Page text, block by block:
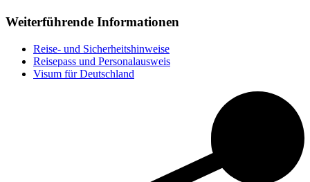
Weiterführende Informationen
Reise- und Sicherheitshinweise
Reisepass und Personalausweis
Visum für Deutschland